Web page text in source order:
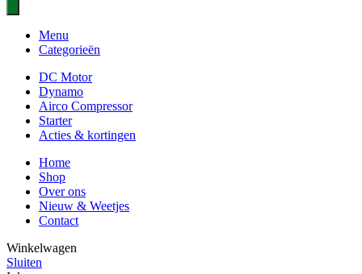
Menu
Categorieën
DC Motor
Dynamo
Airco Compressor
Starter
Acties & kortingen
Home
Shop
Over ons
Nieuw & Weetjes
Contact
Winkelwagen
Sluiten